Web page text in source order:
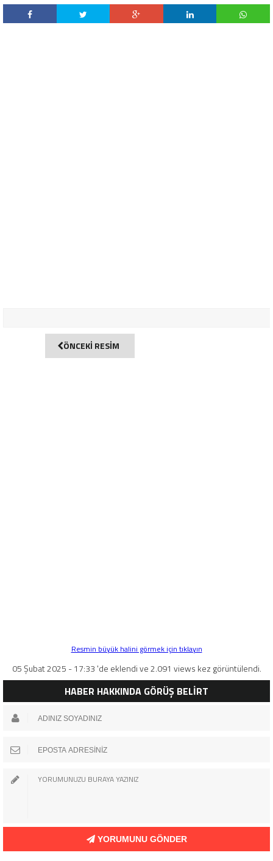
ÖNCEKİ RESİM
Resmin büyük halini görmek için tıklayın
05 Şubat 2025 - 17:33 'de eklendi ve 2.091 views kez görüntülendi.
HABER HAKKINDA GÖRÜŞ BELİRT
YORUMUNU GÖNDER